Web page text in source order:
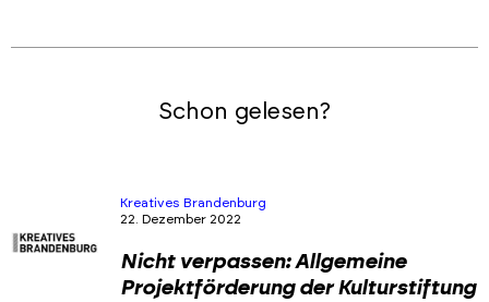
Schon gelesen?
Kreatives Brandenburg
22. Dezember 2022
Nicht verpassen: Allgemeine
Projektförderung der Kulturstiftung